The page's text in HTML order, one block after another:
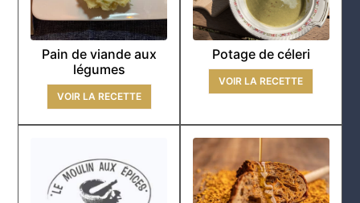
Pain de viande aux
légumes
VOIR LA RECETTE
Potage de céleri
VOIR LA RECETTE